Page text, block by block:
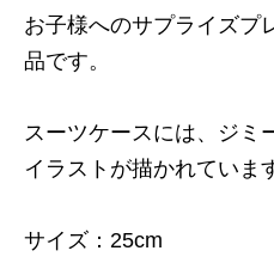
お子様へのサプライズプ
品です。
スーツケースには、ジミ
イラストが描かれていま
サイズ：25cm